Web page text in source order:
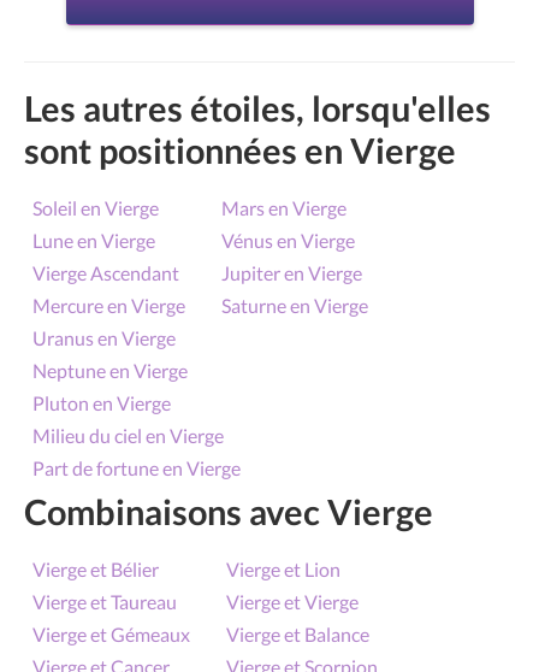
Les autres étoiles, lorsqu'elles
sont positionnées en Vierge
Soleil en Vierge
Lune en Vierge
Vierge Ascendant
Mercure en Vierge
Mars en Vierge
Vénus en Vierge
Jupiter en Vierge
Saturne en Vierge
Uranus en Vierge
Neptune en Vierge
Pluton en Vierge
Milieu du ciel en Vierge
Part de fortune en Vierge
Combinaisons avec Vierge
Vierge et Bélier
Vierge et Taureau
Vierge et Gémeaux
Vierge et Cancer
Vierge et Lion
Vierge et Vierge
Vierge et Balance
Vierge et Scorpion